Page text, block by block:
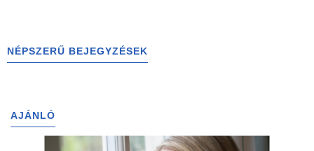
NÉPSZERŰ BEJEGYZÉSEK
AJÁNLÓ